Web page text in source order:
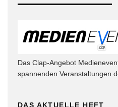
Das Clap-Angebot
spannenden Veranstaltungen
DAS AKTUELLE HEFT